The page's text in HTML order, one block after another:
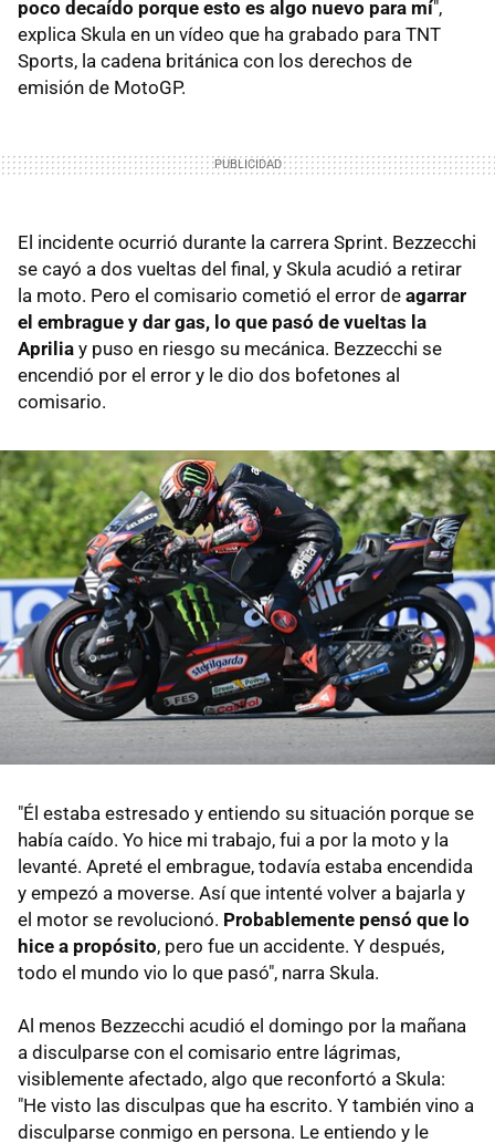
poco decaído porque esto es algo nuevo para mí",
explica Skula en un vídeo que ha grabado para TNT
Sports, la cadena británica con los derechos de
emisión de MotoGP.
El incidente ocurrió durante la carrera Sprint. Bezzecchi
se cayó a dos vueltas del final, y Skula acudió a retirar
la moto. Pero el comisario cometió el error de agarrar
el embrague y dar gas, lo que pasó de vueltas la
Aprilia y puso en riesgo su mecánica. Bezzecchi se
encendió por el error y le dio dos bofetones al
comisario.
"Él estaba estresado y entiendo su situación porque se
había caído. Yo hice mi trabajo, fui a por la moto y la
levanté. Apreté el embrague, todavía estaba encendida
y empezó a moverse. Así que intenté volver a bajarla y
el motor se revolucionó. Probablemente pensó que lo
hice a propósito, pero fue un accidente. Y después,
todo el mundo vio lo que pasó", narra Skula.
Al menos Bezzecchi acudió el domingo por la mañana
a disculparse con el comisario entre lágrimas,
visiblemente afectado, algo que reconfortó a Skula:
"He visto las disculpas que ha escrito. Y también vino a
disculparse conmigo en persona. Le entiendo y le